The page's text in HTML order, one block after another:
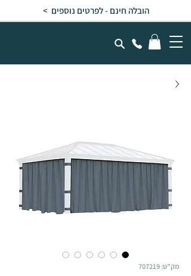
הובלה חינם - לפרטים נוספים >
מק"ט: 707219